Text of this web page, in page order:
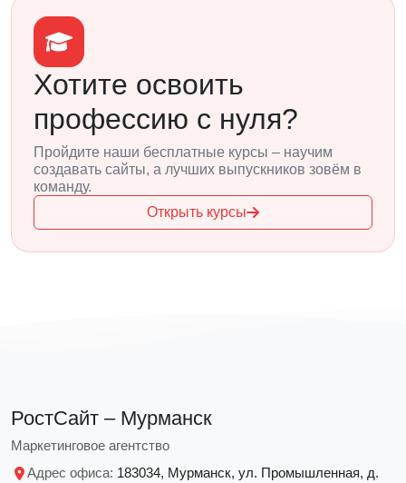
Хотите освоить
профессию с нуля?
Пройдите наши бесплатные курсы – научим
создавать сайты, а лучших выпускников зовём в
команду.
Открыть курсы
РостСайт – Мурманск
Маркетинговое агентство
Адрес офиса: 183034, Мурманск, ул. Промышленная, д.